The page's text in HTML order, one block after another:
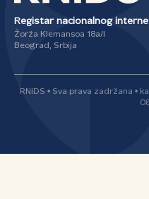
Registar nacionalnog
Žorža Klemansoa 18a/I
Beograd, Srbija
RNIDS • Sva prava zadržana •